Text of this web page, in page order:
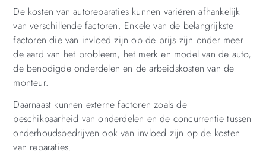
De kosten van autoreparaties kunnen variëren afhankelijk
van verschillende factoren. Enkele van de belangrijkste
factoren die van invloed zijn op de prijs zijn onder meer
de aard van het probleem, het merk en model van de auto,
de benodigde onderdelen en de arbeidskosten van de
monteur.
Daarnaast kunnen externe factoren zoals de
beschikbaarheid van onderdelen en de concurrentie tussen
onderhoudsbedrijven ook van invloed zijn op de kosten
van reparaties.